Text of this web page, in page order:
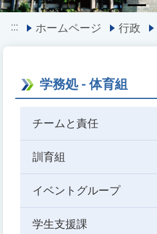
::: ホームページ 行政
学務処 - 体育組
チームと責任
訓育組
イベントグループ
学生支援課